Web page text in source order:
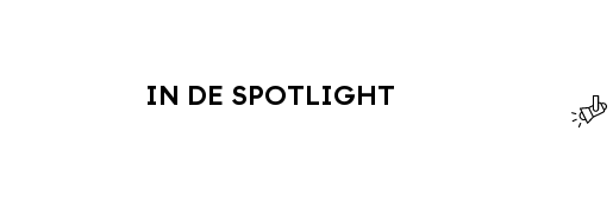
IN DE SPOTLIGHT